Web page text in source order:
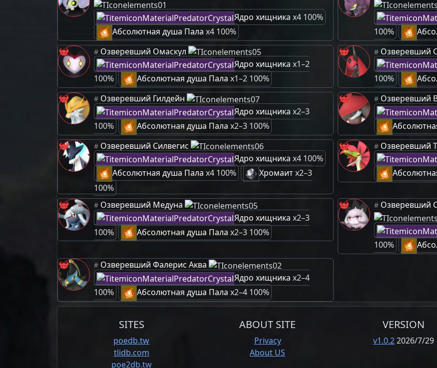
Ядро хищника x4 100%
Абсолютная душа Пала x4 100%
100%
# Озверевший Омаскул
Ядро хищника x1–2
100%
Абсолютная душа Пала x1–2 100%
# Озверевший
100%
# Озверевший Гилдейн
Ядро хищника x2–3
100%
Абсолютная душа Пала x2–3 100%
# Озверевший
# Озверевший Силвегис
Ядро хищника x4 100%
Абсолютная душа Пала x4 100% Хромаитx2–3
100%
# Озверевший
# Озверевший Медуна
Ядро хищника x2–3
100%
Абсолютная душа Пала x2–3 100%
# Озверевший
100%
# Озверевший Фалерис Аква
Ядро хищника x2–4
100%
Абсолютная душа Пала x2–4 100%
SITES
poedb.tw
tlidb.com
poe2db.tw
ABOUT SITE
Privacy
About US
VERSION
v1.0.22026/7/29